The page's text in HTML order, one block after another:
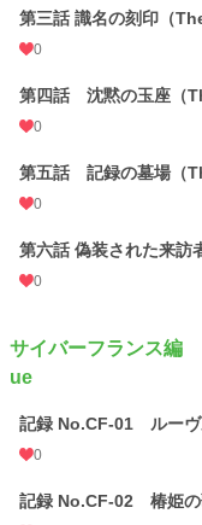
第三話 識名の刻印（
0
第四話 沈黙の玉座（
0
第五話 記録の墓場（
0
第六話 偽装された来訪
0
サイバーフランス
ue
記録 No.CF-01 ルー
0
記録 No.CF-02 椿姫